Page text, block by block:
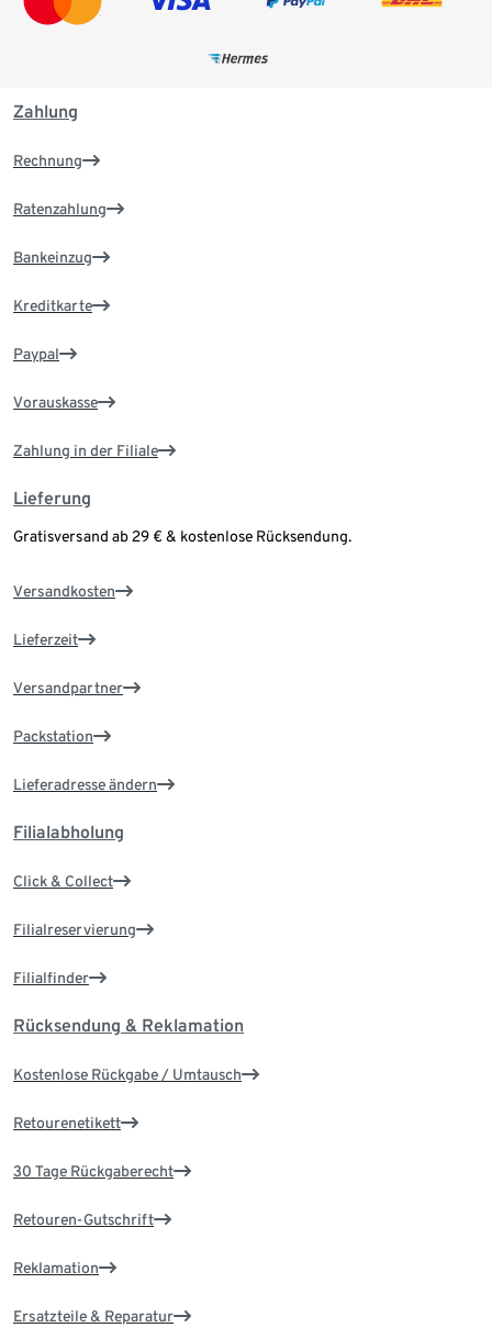
Zahlung
Rechnung
Ratenzahlung
Bankeinzug
Kreditkarte
Paypal
Vorauskasse
Zahlung in der Filiale
Lieferung
Gratisversand ab 29 € & kostenlose Rücksendung.
Versandkosten
Lieferzeit
Versandpartner
Packstation
Lieferadresse ändern
Filialabholung
Click & Collect
Filialreservierung
Filialfinder
Rücksendung & Reklamation
Kostenlose Rückgabe / Umtausch
Retourenetikett
30 Tage Rückgaberecht
Retouren-Gutschrift
Reklamation
Ersatzteile & Reparatur